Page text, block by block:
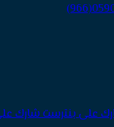
على بنترستشارك